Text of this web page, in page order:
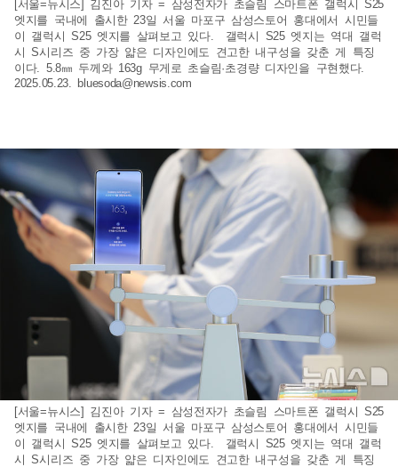
[서울=뉴시스] 김진아 기자 = 삼성전자가 초슬림 스마트폰 갤럭시 S25
엣지를 국내에 출시한 23일 서울 마포구 삼성스토어 홍대에서 시민들
이 갤럭시 S25 엣지를 살펴보고 있다. 갤럭시 S25 엣지는 역대 갤럭
시 S시리즈 중 가장 얇은 디자인에도 견고한 내구성을 갖춘 게 특징
이다. 5.8㎜ 두께와 163g 무게로 초슬림·초경량 디자인을 구현했다.
2025.05.23. bluesoda@newsis.com
[서울=뉴시스] 김진아 기자 = 삼성전자가 초슬림 스마트폰 갤럭시 S25
엣지를 국내에 출시한 23일 서울 마포구 삼성스토어 홍대에서 시민들
이 갤럭시 S25 엣지를 살펴보고 있다. 갤럭시 S25 엣지는 역대 갤럭
시 S시리즈 중 가장 얇은 디자인에도 견고한 내구성을 갖춘 게 특징